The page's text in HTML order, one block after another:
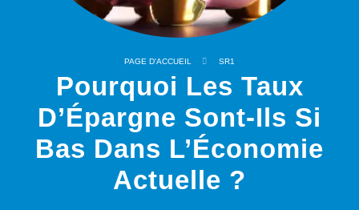
PAGE D'ACCUEIL SR1
Pourquoi Les Taux
D’Épargne Sont-Ils Si
Bas Dans L’Économie
Actuelle ?